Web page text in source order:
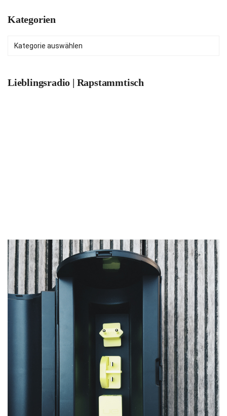
Kategorien
Lieblingsradio | Rapstammtisch